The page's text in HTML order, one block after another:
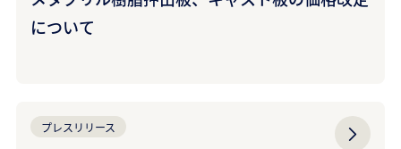
について
プレスリリース